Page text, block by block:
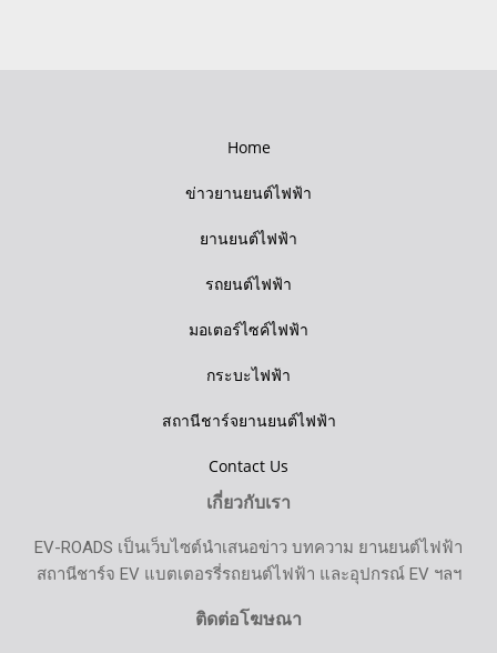
Home
ข่าวยานยนต์ไฟฟ้า
ยานยนต์ไฟฟ้า
รถยนต์ไฟฟ้า
มอเตอร์ไซค์ไฟฟ้า
กระบะไฟฟ้า
สถานีชาร์จยานยนต์ไฟฟ้า
Contact Us
เกี่ยวกับเรา
EV-ROADS เป็นเว็บไซต์นำเสนอข่าว บทความ ยานยนต์ไฟฟ้า
สถานีชาร์จ EV แบตเตอรรี่รถยนต์ไฟฟ้า และอุปกรณ์ EV ฯลฯ
ติดต่อโฆษณา